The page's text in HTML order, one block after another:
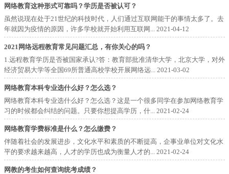
网络教育这种形式可靠吗？学历是否被认可？
虽然说现在处于21世纪的科技时代，人们通过互联网能干的事情太多了。去
年就因为疫情的原因，许多学校就开始利用互联网... 2021-04-12
2021网络远程教育常见问题汇总，有你关心的吗？
1.远程教育学历是否被国家承认?答：教育部批准清华大学，北京大学，对外
经济贸易大学等全国69所普通高校学校开展网络远... 2021-03-02
网络教育本科专业选什么好？怎么选？
网络教育本科专业选什么好？怎么选？这是一个很多同学在参加网络教育学
习的时候都会纠结的问题。只要你想提高学历，什... 2021-02-24
网络教育学费标准是什么？怎么缴费？
伴随着社会的发展进步，文化水平和素质的不断提高，企事业单位对文化水
平的要求越来越高，人才的学历也成为衡量人才的... 2021-02-24
网教的考生如何查询统考成绩？